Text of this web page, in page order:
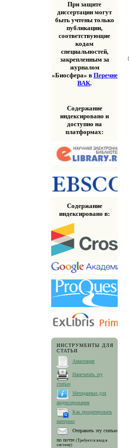
При защите
диссертации могут
быть учтены только
публикации,
соответствующие
кодам
специальностей,
закрепленным за
журналом
«Биосфера» в Перечне
ВАК.
Содержание
индексировано и
доступно на
платформах:
Содержание
индексировано в:
ИНСТРУМЕНТЫ ДЛЯ
СТАТЬИ
Аннотация
Напечатать эту
статью
Метаданные для
индексирования
Как процитировать
материал
Отправить эту статью
по почте (Требуется вход в
систему)